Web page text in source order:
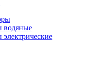
водяные